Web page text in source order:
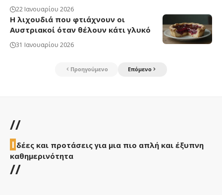
22 Ιανουαρίου 2026
Η λιχουδιά που φτιάχνουν οι
Αυστριακοί όταν θέλουν κάτι γλυκό
31 Ιανουαρίου 2026
Προηγούμενο Επόμενο
//
Ι δέες και προτάσεις για μια πιο απλή και έξυπνη
καθημερινότητα
//